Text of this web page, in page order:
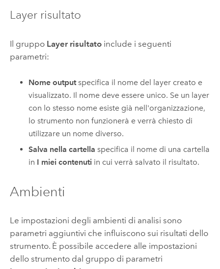
Layer risultato
Il gruppo Layer risultatoinclude i seguenti
parametri:
Nome outputspecifica il nome del layer creato e
visualizzato. Il nome deve essere unico. Se un layer
con lo stesso nome esiste già nell'organizzazione,
lo strumento non funzionerà e verrà chiesto di
utilizzare un nome diverso.
Salva nella cartella specifica il nome di una cartella
in I miei contenuti in cui verrà salvato il risultato.
Ambienti
Le impostazioni degli ambienti di analisi sono
parametri aggiuntivi che influiscono sui risultati dello
strumento. È possibile accedere alle impostazioni
dello strumento dal gruppo di parametri